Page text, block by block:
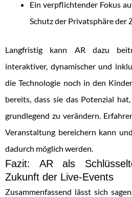
Ein verpflichtender Fokus
Schutz der Privatsphäre der
Langfristig kann AR dazu
interaktiver, dynamischer und
die Technologie noch in den
bereits, dass sie das Potenzial
grundlegend zu verändern.
Veranstaltung bereichern kann
dadurch möglich werden.
Fazit: AR als
Zukunft der Live-Events
Zusammenfassend lässt sich